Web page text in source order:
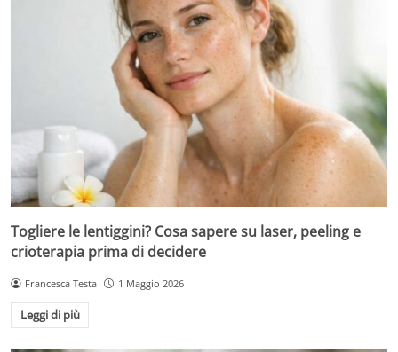
Togliere le lentiggini? Cosa sapere su laser, peeling e
crioterapia prima di decidere
Francesca Testa 1 Maggio 2026
Leggi di più